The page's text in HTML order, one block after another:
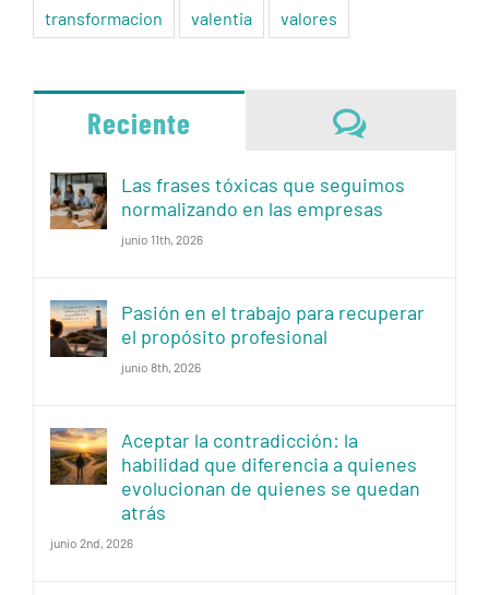
transformacion valentia valores
Reciente
Las frases tóxicas que seguimos
normalizando en las empresas
junio 11th, 2026
Pasión en el trabajo para recuperar
el propósito profesional
junio 8th, 2026
Aceptar la contradicción: la
habilidad que diferencia a quienes
evolucionan de quienes se quedan
atrás
junio 2nd, 2026